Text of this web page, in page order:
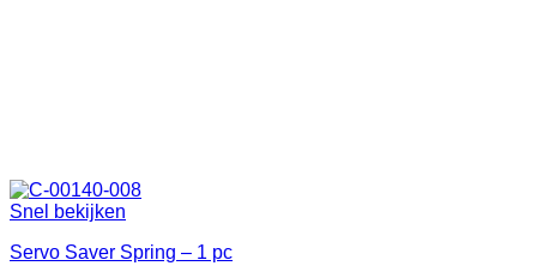
Snel bekijken
Servo Saver Spring – 1 pc